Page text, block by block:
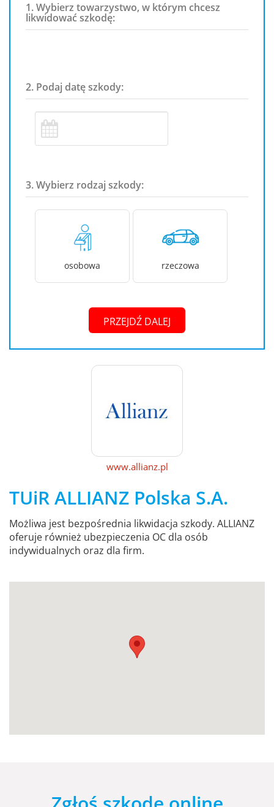
1. Wybierz towarzystwo, w którym chcesz
likwidować szkodę:
2. Podaj datę szkody:
3. Wybierz rodzaj szkody:
osobowa rzeczowa
PRZEJDŹ DALEJ
www.allianz.pl
TUiR ALLIANZ Polska S.A.
Możliwa jest bezpośrednia likwidacja szkody. ALLIANZ
oferuje również ubezpieczenia OC dla osób
indywidualnych oraz dla firm.